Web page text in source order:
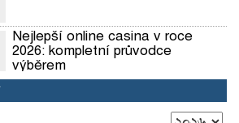
Nejlepší online casina v roce
2026: kompletní průvodce
výběrem
Nejlepší online casina v roce